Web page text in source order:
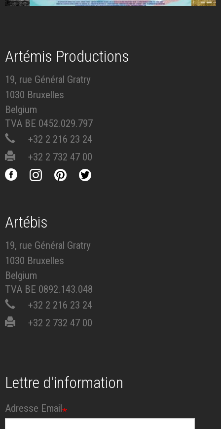
Artémis Productions
19, rue Général Gratry
1030 Bruxelles
Belgium
TVA BE 0452.029.797
+32 2 216 23 24
+32 2 732 47 00
Artébis
19, rue Général Gratry
1030 Bruxelles
Belgium
TVA BE 0892.143.048
+32 2 216 23 24
+32 2 732 47 00
Lettre d'information
Adresse Email